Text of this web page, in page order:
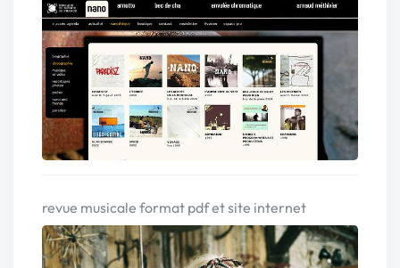
revue musicale format pdf et site internet